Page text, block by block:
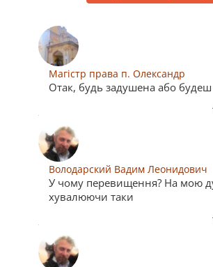
Магістр права п. Олександр
Отак, будь задушена або будеш
Володарский Вадим Леонидович
У чому перевищення? На мою
хувалюючи таки